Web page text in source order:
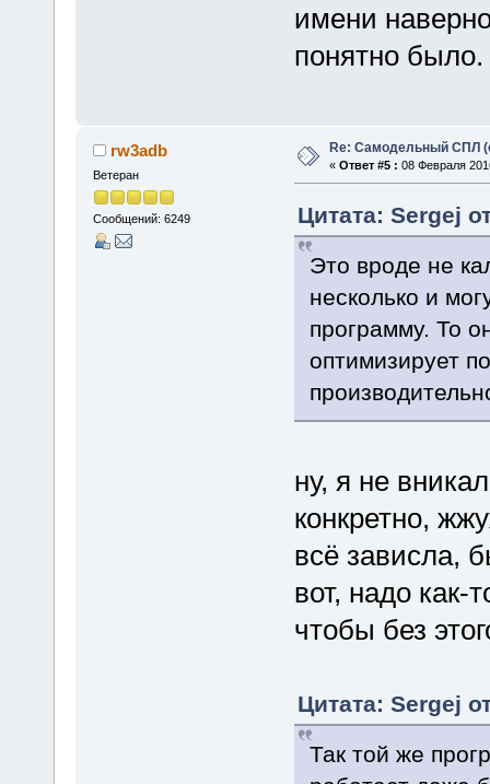
имени
понятно было.
rw3adb
Ветеран
Сообщений: 6249
Re: Самодельный СПЛ
« Ответ #5 : 08 Февраля
Цитата: Sergej
Это вроде не
несколько и
программу. То
оптимизирует
ну, я не
конкретно,
всё зависла,
вот, надо как-
чтобы без
Цитата: Sergej
Так той же